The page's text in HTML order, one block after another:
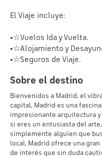
El Viaje incluye:
•☆Vuelos Ida y Vuelta.
•☆Alojamiento y
Sobre el destino
Bienvenidos a Madrid, el
capital, Madrid es una
impresionante arquitectura y
si eres un entusiasta del
simplemente alguien que
local, Madrid ofrece una
de interés que sin duda